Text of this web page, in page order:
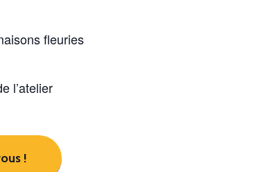
fleuries
l’atelier
!